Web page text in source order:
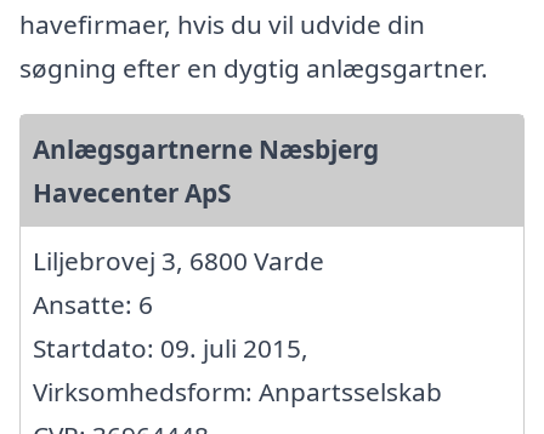
havefirmaer, hvis du vil udvide din
søgning efter en dygtig anlægsgartner.
Anlægsgartnerne Næsbjerg
Havecenter ApS
Liljebrovej 3, 6800 Varde
Ansatte: 6
Startdato: 09. juli 2015,
Virksomhedsform: Anpartsselskab